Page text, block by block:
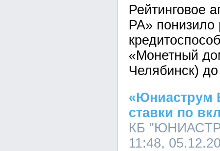
Рейтинговое
РА» понизило
«Монетный
Челябинск)
«Юниаструм
ставки по
КБ
11:48,